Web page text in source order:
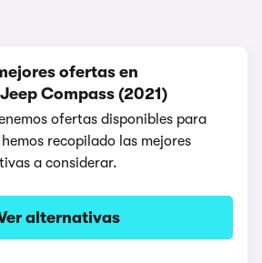
ofertas en
Compass (2021)
ofertas disponibles para
recopilado las mejores
a considerar.
alternativas